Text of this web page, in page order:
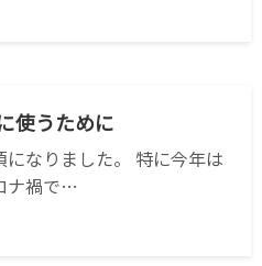
使うために
なりました。 特に今年は
ナ禍で…